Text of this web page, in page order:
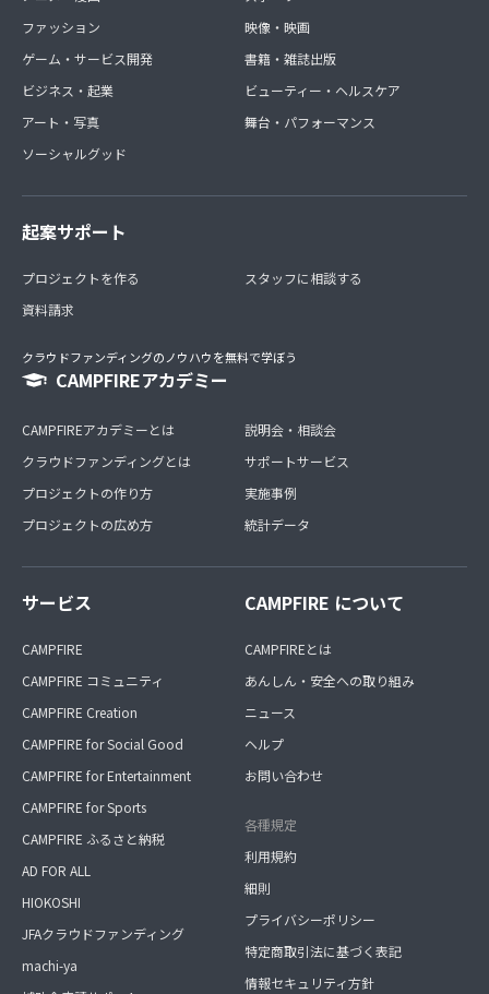
ファッション
ゲーム・サービス開発
ビジネス・起業
アート・写真
ソーシャルグッド
映像・映画
書籍・雑誌出版
ビューティー・ヘルスケア
舞台・パフォーマンス
起案サポート
プロジェクトを作る
資料請求
スタッフに相談する
クラウドファンディングのノウハウを無料で学ぼう
CAMPFIREアカデミー
CAMPFIREアカデミーとは
クラウドファンディングとは
プロジェクトの作り方
プロジェクトの広め方
説明会・相談会
サポートサービス
実施事例
統計データ
サービス
CAMPFIRE
CAMPFIRE コミュニティ
CAMPFIRE Creation
CAMPFIRE for Social Good
CAMPFIRE for Entertainment
CAMPFIRE for Sports
CAMPFIRE ふるさと納税
AD FOR ALL
HIOKOSHI
JFAクラウドファンディング
machi-ya
CAMPFIRE について
CAMPFIREとは
あんしん・安全への取り組み
ニュース
ヘルプ
お問い合わせ
各種規定
利用規約
細則
プライバシーポリシー
特定商取引法に基づく表記
情報セキュリティ方針